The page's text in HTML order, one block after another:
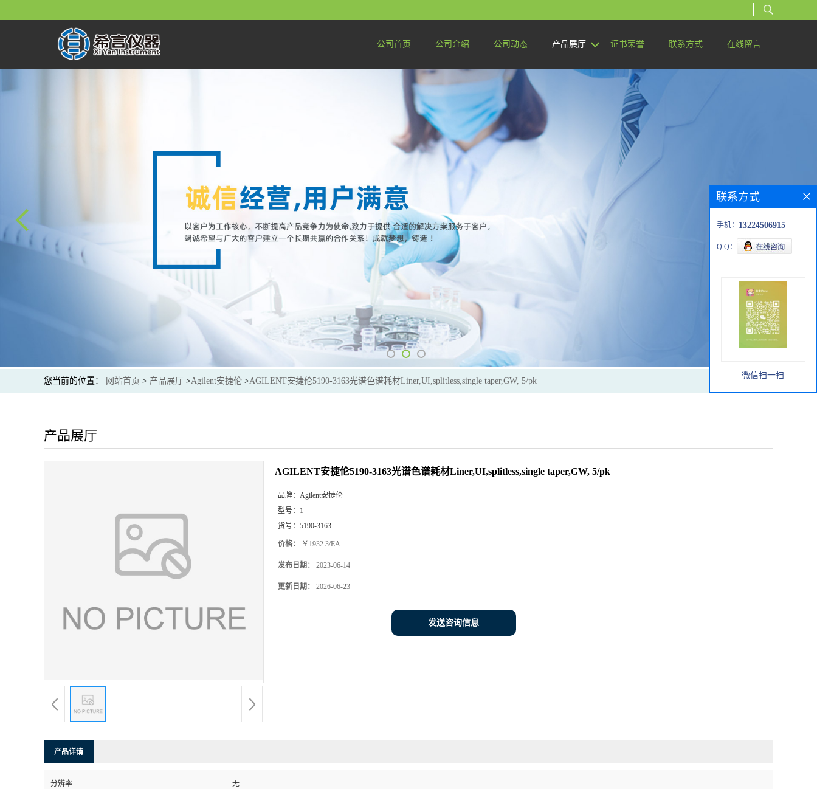
公司首页 公司介绍 公司动态 产品展厅 证书荣誉 联系方式 在线留言
您当前的位置： 网站首页 > 产品展厅 >Agilent安捷伦 >AGILENT安捷伦5190-3163光谱色谱耗材Liner,UI,splitless,single taper,GW, 5/pk
产品展厅
AGILENT安捷伦5190-3163光谱色谱耗材Liner,UI,splitless,single taper,GW, 5/pk
品牌： Agilent安捷伦
型号： 1
货号： 5190-3163
价格： ￥1932.3/EA
发布日期： 2023-06-14
更新日期： 2026-06-23
发送咨询信息
产品详请
分辨率 无
联系方式
手机： 13224506915
Q Q：
微信扫一扫